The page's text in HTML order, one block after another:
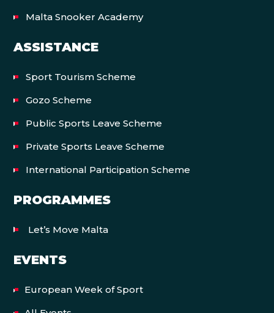
Malta Snooker Academy
ASSISTANCE
Sport Tourism Scheme
Gozo Scheme
Public Sports Leave Scheme
Private Sports Leave Scheme
International Participation Scheme
PROGRAMMES
Let’s Move Malta
EVENTS
European Week of Sport